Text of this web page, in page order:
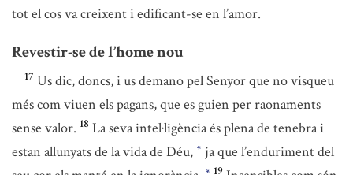
tot el cos va creixent i edificant-se en l’amor.
Revestir-se de l’home nou
17 Us dic, doncs, i us demano pel Senyor que no visqueu
més com viuen els pagans, que es guien per raonaments
sense valor. 18 La seva intel·ligència és plena de tenebra i
estan allunyats de la vida de Déu, * ja que l’enduriment del
19